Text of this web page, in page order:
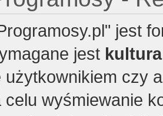
jest
jest
użytkownikiem czy
celu wyśmiewanie